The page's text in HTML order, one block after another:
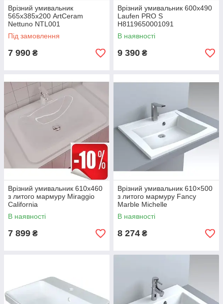
Врізний умивальник
565х385х200 ArtCeram
Nettuno NTL001
Під замовлення
7 990 ₴
Врізний умивальник 600х490
Laufen PRO S
H8119650001091
В наявності
9 390 ₴
Врізний умивальник 610x460
з литого мармуру Miraggio
California
В наявності
7 899 ₴
Врізний умивальник 610×500
з литого мармуру Fancy
Marble Michelle
В наявності
8 274 ₴